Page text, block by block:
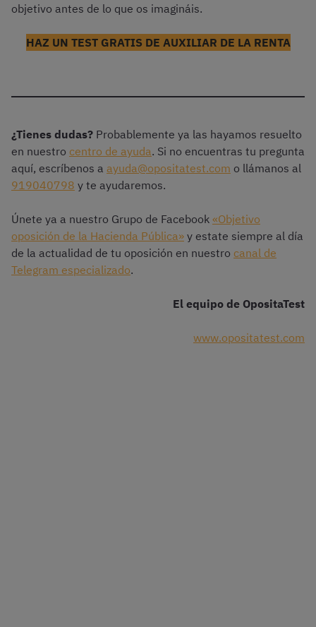
objetivo antes de lo que os imagináis.
HAZ UN TEST GRATIS DE AUXILIAR DE LA RENTA
¿Tienes dudas? Probablemente ya las hayamos resuelto
en nuestro centro de ayuda. Si no encuentras tu pregunta
aquí, escríbenos a ayuda@opositatest.com o llámanos al
919040798 y te ayudaremos.
Únete ya a nuestro Grupo de Facebook «Objetivo
oposición de la Hacienda Pública» y estate siempre al día
de la actualidad de tu oposición en nuestro canal de
Telegram especializado.
El equipo de OpositaTest
www.opositatest.com